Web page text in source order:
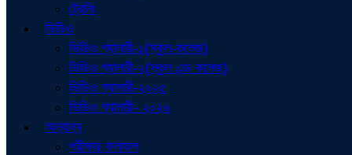
ট্রেনিং
ভিডিও
ভিডিও গ্যালারী-১(স্কুল-কলেজ)
ভিডিও গ্যালারী-২(স্কুল এন্ড কলেজ)
ভিডিও গ্যালারী-২০২৫
ভিডিও গ্যালারী- ২০২৬
অন্যান্য
পরীক্ষার ফলাফল